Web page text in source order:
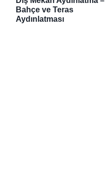
Bahçe ve Teras
Aydınlatması